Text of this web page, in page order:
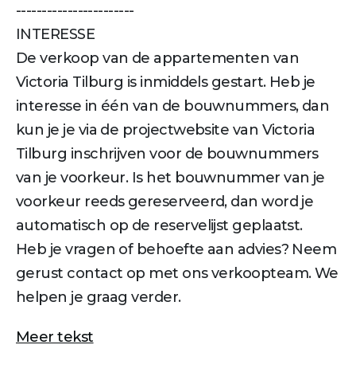
-----------------------
INTERESSE
De verkoop van de appartementen van
Victoria Tilburg is inmiddels gestart. Heb je
interesse in één van de bouwnummers, dan
kun je je via de projectwebsite van Victoria
Tilburg inschrijven voor de bouwnummers
van je voorkeur. Is het bouwnummer van je
voorkeur reeds gereserveerd, dan word je
automatisch op de reservelijst geplaatst.
Heb je vragen of behoefte aan advies? Neem
gerust contact op met ons verkoopteam. We
helpen je graag verder.
Meer tekst